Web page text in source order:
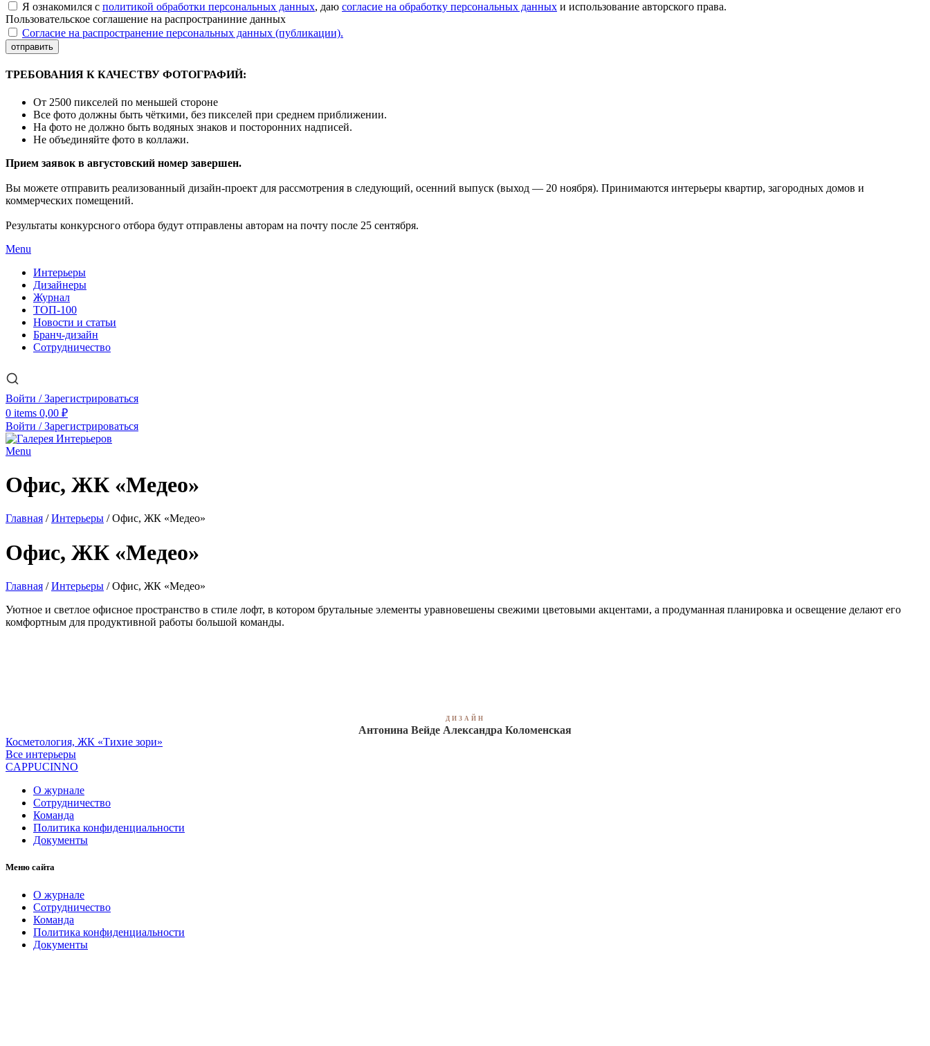
Я ознакомился с политикой обработки персональных данных, даю согласие на обработку персональных данных и использование авторского права.
Пользовательское соглашение на распространиние данных
Согласие на распространение персональных данных (публикации).
отправить
ТРЕБОВАНИЯ К КАЧЕСТВУ ФОТОГРАФИЙ:
От 2500 пикселей по меньшей стороне
Все фото должны быть чёткими, без пикселей при среднем приближении.
На фото не должно быть водяных знаков и посторонних надписей.
Не объединяйте фото в коллажи.
Прием заявок в августовский номер завершен.
Вы можете отправить реализованный дизайн-проект для рассмотрения в следующий, осенний выпуск (выход — 20 ноября). Принимаются интерьеры квартир, загородных домов и
коммерческих помещений.
Результаты конкурсного отбора будут отправлены авторам на почту после 25 сентября.
Menu
Интерьеры
Дизайнеры
Журнал
ТОП-100
Новости и статьи
Бранч-дизайн
Сотрудничество
Войти / Зарегистрироваться
0 items 0,00 ₽
Войти / Зарегистрироваться
Menu
Офис, ЖК «Медео»
Главная /Интерьеры /Офис, ЖК «Медео»
Офис, ЖК «Медео»
Главная /Интерьеры /Офис, ЖК «Медео»
Уютное и светлое офисное пространство в стиле лофт, в котором брутальные элементы уравновешены свежими цветовыми акцентами, а продуманная планировка и освещение делают его
комфортным для продуктивной работы большой команды.
ДИЗАЙН
Антонина Вейде Александра Коломенская
Косметология, ЖК «Тихие зори»
Все интерьеры
CAPPUCINNO
О журнале
Сотрудничество
Команда
Политика конфиденциальности
Документы
Меню сайта
О журнале
Сотрудничество
Команда
Политика конфиденциальности
Документы